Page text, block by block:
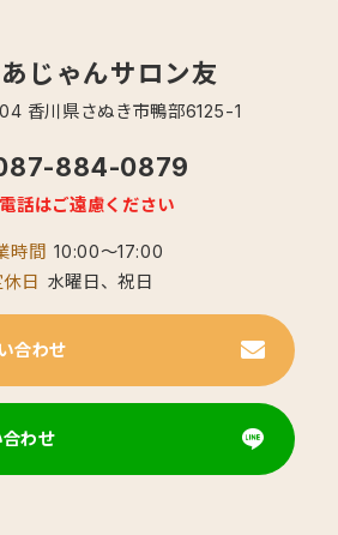
じゃんサロン友
香川県さぬき市鴨部6125-1
884-0879
話はご遠慮ください
時間 10:00～17:00
休日 水曜日、祝日
合わせ
わせ